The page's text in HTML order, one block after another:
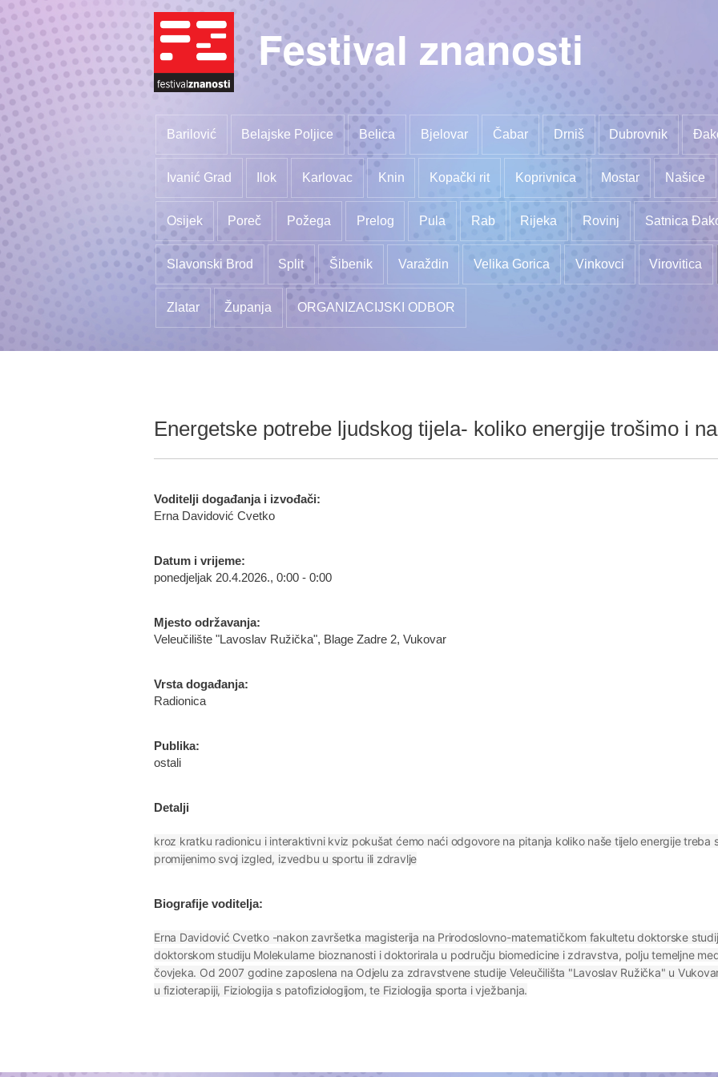
Festival znanosti
Barilović Belajske Poljice Belica Bjelovar Čabar Drniš Dubrovnik
Ivanić Grad Ilok Karlovac Knin Kopački rit Koprivnica Mostar Našice
Osijek Poreč Požega Prelog Pula Rab Rijeka Rovinj Satnica
Slavonski Brod Split Šibenik Varaždin Velika Gorica Vinkovci Virovitica
Zlatar Županja ORGANIZACIJSKI ODBOR
Energetske potrebe ljudskog tijela- koliko energije trošimo i
Voditelji događanja i izvođači:
Erna Davidović Cvetko
Datum i vrijeme:
ponedjeljak 20.4.2026., 0:00 - 0:00
Mjesto održavanja:
Veleučilište "Lavoslav Ružička", Blage Zadre 2, Vukovar
Vrsta događanja:
Radionica
Publika:
ostali
Detalji
kroz kratku radionicu i interaktivni kviz pokušat ćemo naći odgovore na pitanja koliko naše tijelo energije treba
promijenimo svoj izgled, izvedbu u sportu ili zdravlje
Biografije voditelja:
Erna Davidović Cvetko -nakon završetka magisterija na Prirodoslovno-matematičkom fakultetu doktorske
doktorskom studiju Molekularne bioznanosti i doktorirala u području biomedicine i zdravstva, polju temeljne
čovjeka. Od 2007 godine zaposlena na Odjelu za zdravstvene studije Veleučilišta "Lavoslav Ružička" u
u fizioterapiji, Fiziologija s patofiziologijom, te Fiziologija sporta i vježbanja.